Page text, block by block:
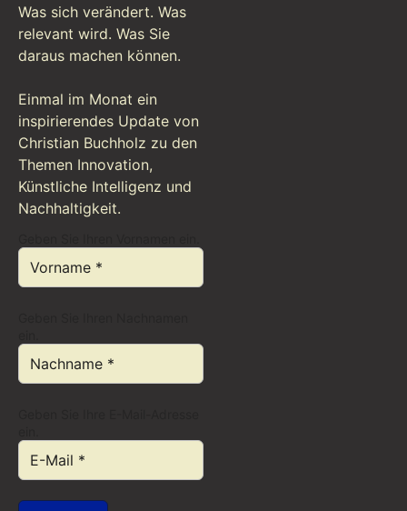
Was sich verändert. Was
relevant wird. Was Sie
daraus machen können.
Einmal im Monat ein
inspirierendes Update von
Christian Buchholz zu den
Themen Innovation,
Künstliche Intelligenz und
Nachhaltigkeit.